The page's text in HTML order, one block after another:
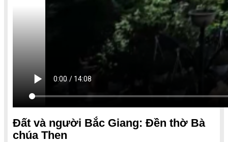
Đất và người Bắc Giang: Đền thờ Bà
chúa Then